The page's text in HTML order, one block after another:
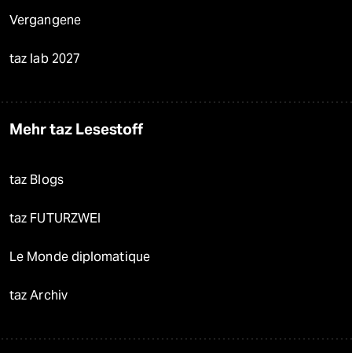
Vergangene
taz lab 2027
Mehr taz Lesestoff
taz Blogs
taz FUTURZWEI
Le Monde diplomatique
taz Archiv